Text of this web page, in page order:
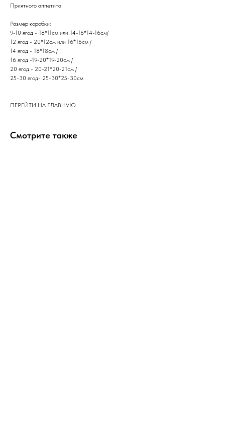
​Приятного аппетита!
Размер коробки:
9-10 ягод - 18*11см или 14-16*14-16см/
12 ягод - 20*12см или 16*16см /
14 ягод - 18*18см /
16 ягод -19-20*19-20см /
20 ягод - 20-21*20-21см /
25-30 ягод- 25-30*25-30см
ПЕРЕЙТИ НА ГЛАВНУЮ
Смотрите также